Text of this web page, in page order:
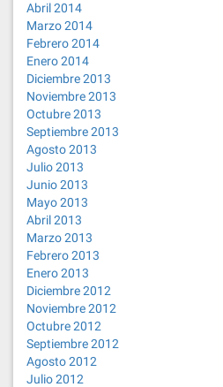
Abril 2014
Marzo 2014
Febrero 2014
Enero 2014
Diciembre 2013
Noviembre 2013
Octubre 2013
Septiembre 2013
Agosto 2013
Julio 2013
Junio 2013
Mayo 2013
Abril 2013
Marzo 2013
Febrero 2013
Enero 2013
Diciembre 2012
Noviembre 2012
Octubre 2012
Septiembre 2012
Agosto 2012
Julio 2012